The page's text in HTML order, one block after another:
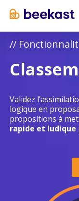
//
Validez
logique en
propositions à
rapide et ludique